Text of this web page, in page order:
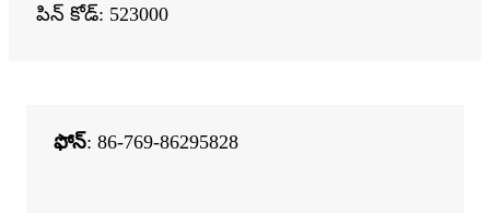
పిన్ కోడ్: 523000
ఫోన్: 86-769-86295828